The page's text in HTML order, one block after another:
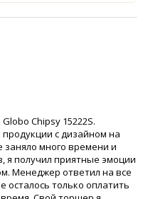
Chipsy 15222S.
с дизайном на
много времени и
я получил приятные эмоции
Менеджер ответил на все
только оплатить